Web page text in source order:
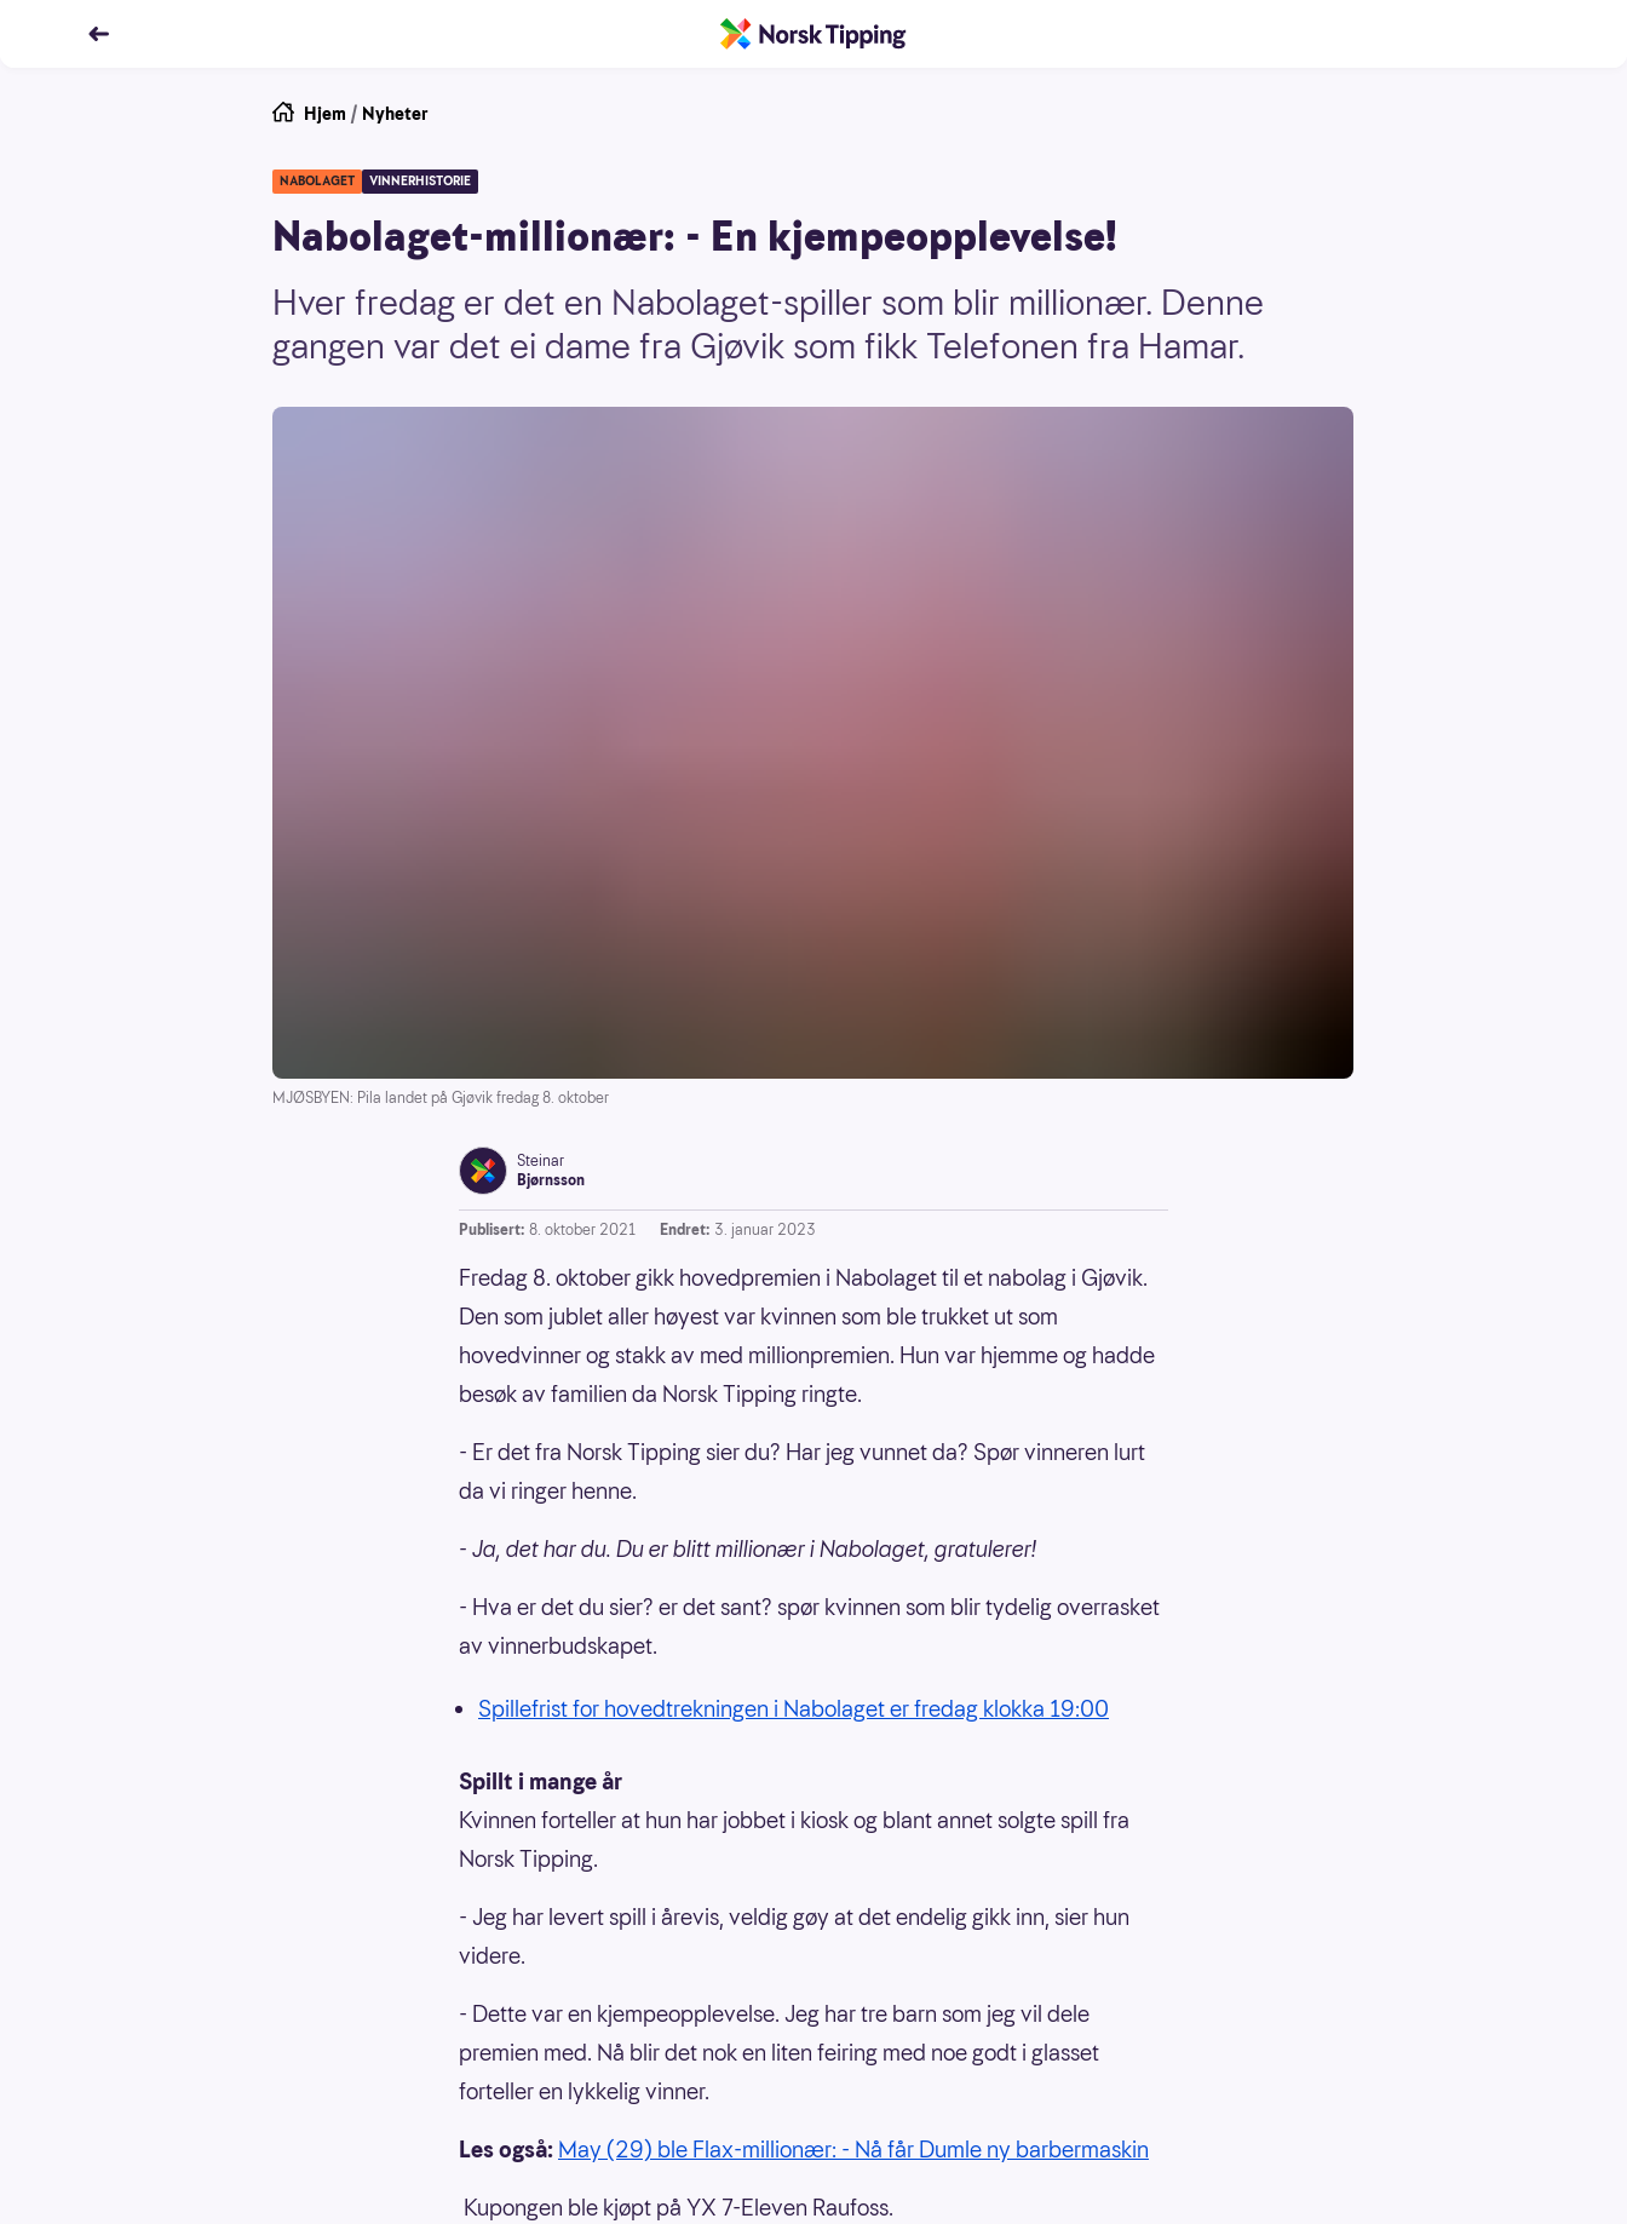
Hjem / Nyheter
NABOLAGET VINNERHISTORIE
Nabolaget-millionær: - En kjempeopplevelse!
Hver fredag er det en Nabolaget-spiller som blir millionær. Denne
gangen var det ei dame fra Gjøvik som fikk Telefonen fra Hamar.
MJØSBYEN: Pila landet på Gjøvik fredag 8. oktober
Steinar
Bjørnsson
Publisert: 8. oktober 2021 Endret: 3. januar 2023
Fredag 8. oktober gikk hovedpremien i Nabolaget til et nabolag i Gjøvik.
Den som jublet aller høyest var kvinnen som ble trukket ut som
hovedvinner og stakk av med millionpremien. Hun var hjemme og hadde
besøk av familien da Norsk Tipping ringte.
- Er det fra Norsk Tipping sier du? Har jeg vunnet da? Spør vinneren lurt
da vi ringer henne.
- Ja, det har du. Du er blitt millionær i Nabolaget, gratulerer!
- Hva er det du sier? er det sant? spør kvinnen som blir tydelig overrasket
av vinnerbudskapet.
Spillefrist for hovedtrekningen i Nabolaget er fredag klokka 19:00
Spillt i mange år
Kvinnen forteller at hun har jobbet i kiosk og blant annet solgte spill fra
Norsk Tipping.
- Jeg har levert spill i årevis, veldig gøy at det endelig gikk inn, sier hun
videre.
- Dette var en kjempeopplevelse. Jeg har tre barn som jeg vil dele
premien med. Nå blir det nok en liten feiring med noe godt i glasset
forteller en lykkelig vinner.
Les også: May (29) ble Flax-millionær: - Nå får Dumle ny barbermaskin
Kupongen ble kjøpt på YX 7-Eleven Raufoss.